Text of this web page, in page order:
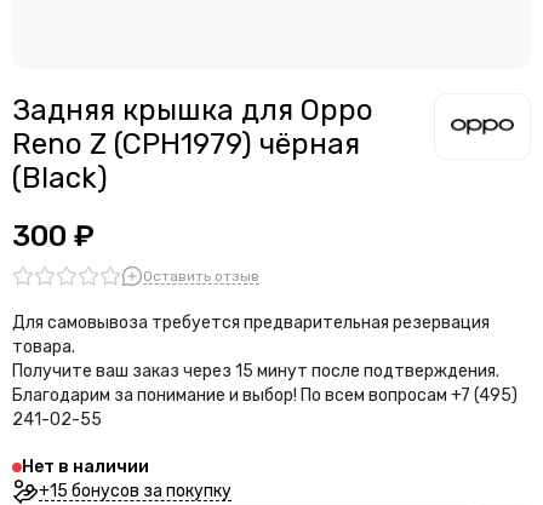
Задняя крышка для Oppo
Reno Z (CPH1979) чёрная
(Black)
300 ₽
Оставить отзыв
Для самовывоза требуется предварительная резервация
товара.
Получите ваш заказ через 15 минут после подтверждения.
Благодарим за понимание и выбор! По всем вопросам +7 (495)
241-02-55
Нет в наличии
+15 бонусов за покупку